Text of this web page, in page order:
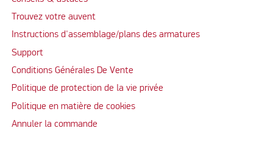
Trouvez votre auvent
Instructions d'assemblage/plans des armatures
Support
Conditions Générales De Vente
Politique de protection de la vie privée
Politique en matière de cookies
Annuler la commande